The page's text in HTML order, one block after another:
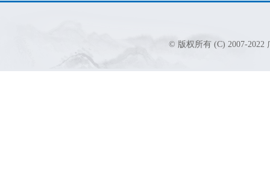
© 版权所有 (C) 2007-2022